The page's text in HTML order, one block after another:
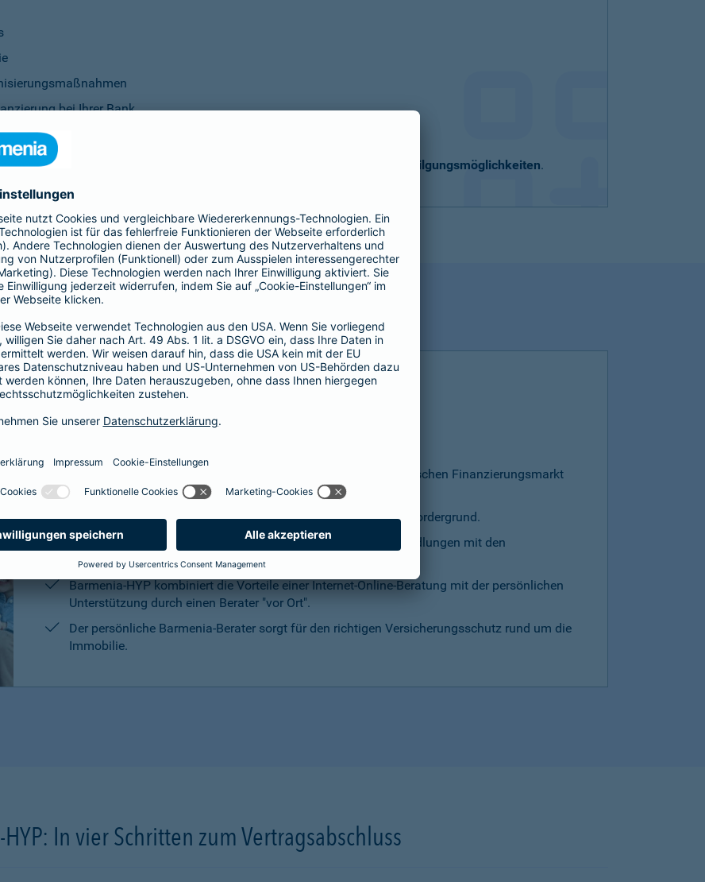
bei Ihrer Bank
genauso selbstverständlich wie die Vereinbarung individueller Sondertilgungsmöglichkeiten.
Vorteile der Barmenia-HYP
Barmenia-HYP kann durch den Zugriff auf den gesamten deutschen Finanzierungsmarkt
flexibel auf Ihre Wünsche reagieren.
Die Machbarkeit der Finanzierung zum besten Preis steht im Vordergrund.
Die persönliche Beratung, die Marktrecherchen und die Verhandlungen mit den
Kreditanbietern sind kostenlos und unverbindlich.
Barmenia-HYP kombiniert die Vorteile einer Internet-Online-Beratung mit der persönlichen
Unterstützung durch einen Berater "vor Ort".
Der persönliche Barmenia-Berater sorgt für den richtigen Versicherungsschutz rund um die
Immobilie.
In vier Schritten zum Vertragsabschluss